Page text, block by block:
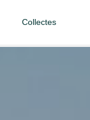
Collectes